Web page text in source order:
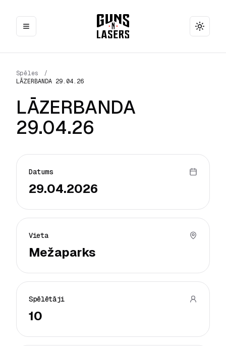
Toggle
Spēles
/
LĀZERBANDA 29.04.26
LĀZERBANDA
29.04.26
Datums
29.04.2026
Vieta
Mežaparks
Spēlētāji
10